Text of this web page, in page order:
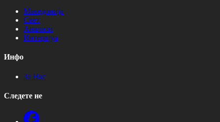
Македонија
Свет
Анализи
Интервјуа
Инфо
За Нас
Следете не